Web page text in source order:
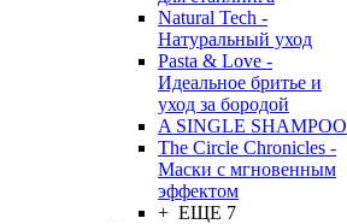
Natural Tech -
Натуральный уход
Pasta & Love -
Идеальное бритье и
уход за бородой
A SINGLE SHAMPOO
The Circle Chronicles -
Маски с мгновенным
эффектом
+ ЕЩЕ 7